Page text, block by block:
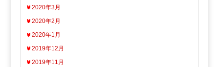
2020年3月
2020年2月
2020年1月
2019年12月
2019年11月